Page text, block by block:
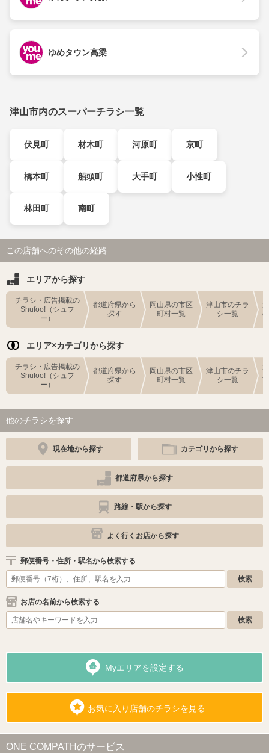
ゆめタウン高梁
津山市内のスーパーチラシ一覧
伏見町 材木町 河原町 京町
橋本町 船頭町 大手町 小性町
林田町 南町
この店舗へのその他の経路
エリアから探す
チラシ・広告掲載の
Shufoo!（シュフ
ー）
都道府県から
探す
岡山県の市区
町村一覧
津山市のチラ
シ一覧
エリア×カテゴリから探す
チラシ・広告掲載の
Shufoo!（シュフ
ー）
都道府県から
探す
岡山県の市区
町村一覧
津山市のチラ
シ一覧
他のチラシを探す
現在地から探す カテゴリから探す
都道府県から探す
路線・駅から探す
よく行くお店から探す
郵便番号・住所・駅名から検索する
お店の名前から検索する
Myエリアを設定する
お気に入り店舗のチラシを見る
ONE COMPATHのサービス